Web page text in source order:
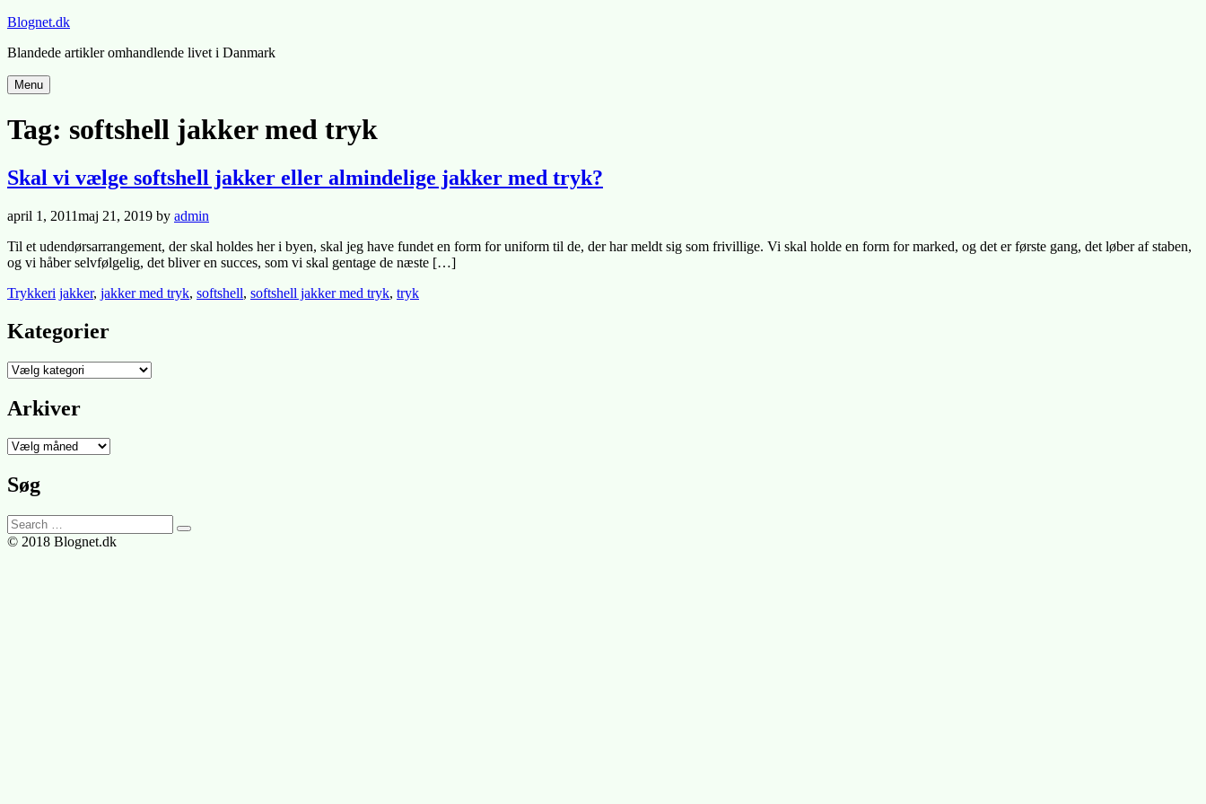
Skip
content
Blognet.dk
Blandede artikler omhandlende livet i Danmark
Menu
Tag: softshell jakker med tryk
Skal vi vælge softshell jakker eller almindelige jakker med tryk?
Posted
april 1, 2011maj 21, 2019 by admin
Til et udendørsarrangement, der skal holdes her i byen, skal jeg have fundet en form for uniform til de, der har meldt sig som frivillige. Vi skal holde en form for marked, og det er første gang, det løber af staben,
og vi håber selvfølgelig, det bliver en succes, som vi skal gentage de næste […]
Posted
Trykkeri Tagged
jakker, jakker med tryk, softshell, softshell jakker med tryk, tryk
Kategorier
Kategorier
Arkiver
Arkiver
Søg
Search
for:
© 2018 Blognet.dk